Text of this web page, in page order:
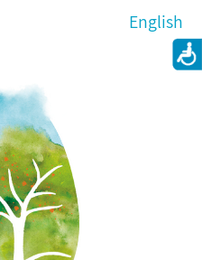
English